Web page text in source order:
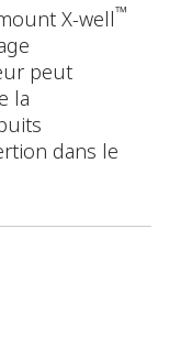
X-well™
peut
la
dans le